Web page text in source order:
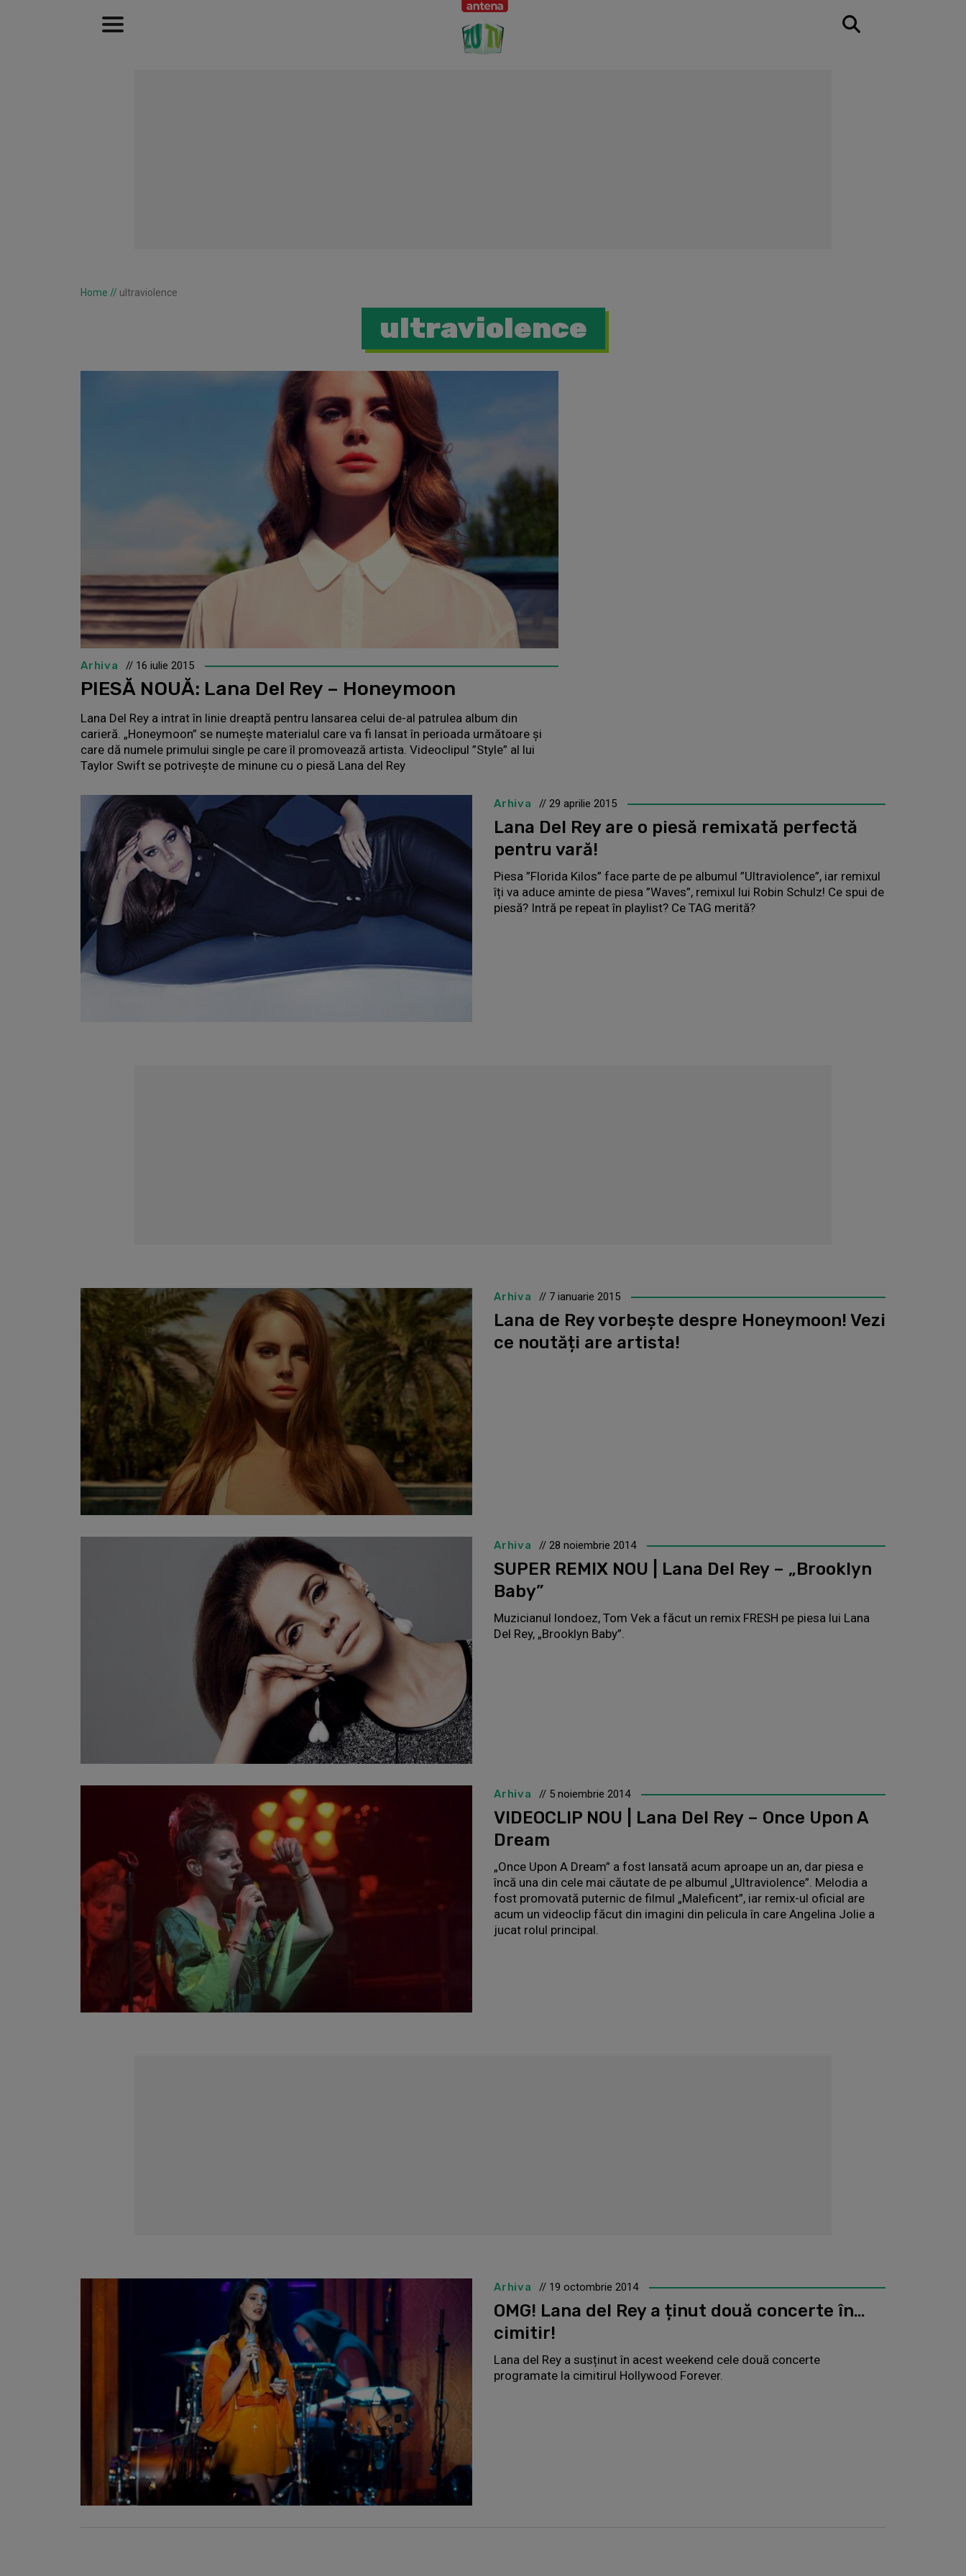
Home // ultraviolence
ultraviolence
Arhiva // 16 iulie 2015
PIESĂ NOUĂ: Lana Del Rey – Honeymoon
Lana Del Rey a intrat în linie dreaptă pentru lansarea celui de-al patrulea album din
carieră. „Honeymoon” se numeşte materialul care va fi lansat în perioada următoare şi
care dă numele primului single pe care îl promovează artista. Videoclipul ”Style” al lui
Taylor Swift se potrivește de minune cu o piesă Lana del Rey
Arhiva // 29 aprilie 2015
Lana Del Rey are o piesă remixată perfectă
pentru vară!
Piesa ”Florida Kilos” face parte de pe albumul ”Ultraviolence”, iar remixul
îți va aduce aminte de piesa ”Waves”, remixul lui Robin Schulz! Ce spui de
piesă? Intră pe repeat în playlist? Ce TAG merită?
Arhiva // 7 ianuarie 2015
Lana de Rey vorbește despre Honeymoon! Vezi
ce noutăți are artista!
Arhiva // 28 noiembrie 2014
SUPER REMIX NOU | Lana Del Rey – „Brooklyn
Baby”
Muzicianul londoez, Tom Vek a făcut un remix FRESH pe piesa lui Lana
Del Rey, „Brooklyn Baby”.
Arhiva // 5 noiembrie 2014
VIDEOCLIP NOU | Lana Del Rey – Once Upon A
Dream
„Once Upon A Dream” a fost lansată acum aproape un an, dar piesa e
încă una din cele mai căutate de pe albumul „Ultraviolence”. Melodia a
fost promovată puternic de filmul „Maleficent”, iar remix-ul oficial are
acum un videoclip făcut din imagini din pelicula în care Angelina Jolie a
jucat rolul principal.
Arhiva // 19 octombrie 2014
OMG! Lana del Rey a ținut două concerte în…
cimitir!
Lana del Rey a susținut în acest weekend cele două concerte
programate la cimitirul Hollywood Forever.